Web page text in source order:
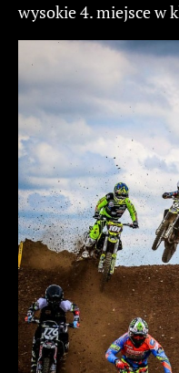
wysokie 4. miejsce w